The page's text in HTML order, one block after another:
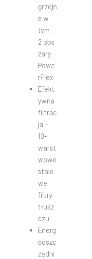
grzejn
e w
tym
2 obs
zary
Powe
rFlex
Efekt
ywna
filtrac
ja –
10-
warst
wowe
stalo
we
filtry
tłusz
czu
Energ
ooszc
zędni